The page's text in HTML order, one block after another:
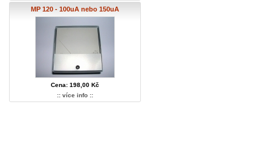
MP 120 - 100uA nebo 150uA
Cena: 198,00 Kč
:: více info ::